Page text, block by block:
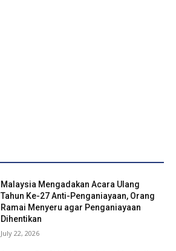
Malaysia Mengadakan Acara Ulang
Tahun Ke-27 Anti-Penganiayaan, Orang
Ramai Menyeru agar Penganiayaan
Dihentikan
July 22, 2026